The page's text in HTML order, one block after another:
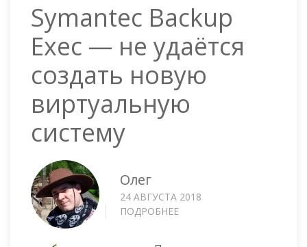
Symantec Backup
Exec — не удаётся
создать новую
виртуальную
систему
Олег
24 АВГУСТА 2018
ПОДРОБНЕЕ